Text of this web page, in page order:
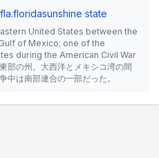
fla.floridasunshine state
United States between the
of Mexico; one of the
during the American Civil War
部の州。大西洋とメキシコ湾の間
中は南部連合の一部だった。